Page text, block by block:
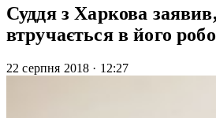
Суддя з Харкова
втручається в його
22 серпня 2018 · 12:27